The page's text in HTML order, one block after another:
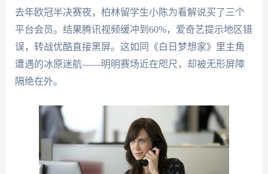
去年欧冠半决赛夜，柏林留学生小陈为看解说买了三个
平台会员。结果腾讯视频缓冲到60%，爱奇艺提示地区错
误，转战优酷直接黑屏。这如同《白日梦想家》里主角
遭遇的冰原迷航——明明赛场近在咫尺，却被无形屏障
隔绝在外。